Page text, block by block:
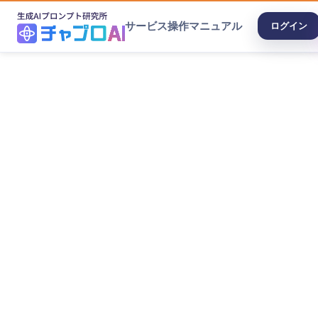
サービス操作マニュアル ログイン